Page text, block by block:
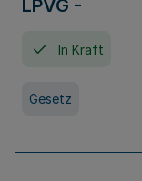
LPVG -
In Kraft
Gesetz